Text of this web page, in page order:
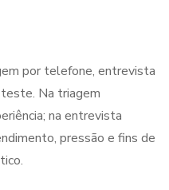
por telefone, entrevista
Na triagem
na entrevista
pressão e fins de